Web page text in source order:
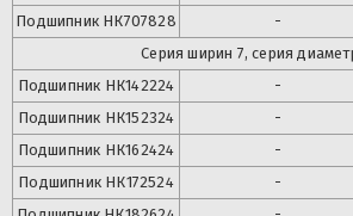
Подшипник НК707828 -
Серия ширин 7, серия
Подшипник НК142224 -
Подшипник НК152324 -
Подшипник НК162424 -
Подшипник НК172524 -